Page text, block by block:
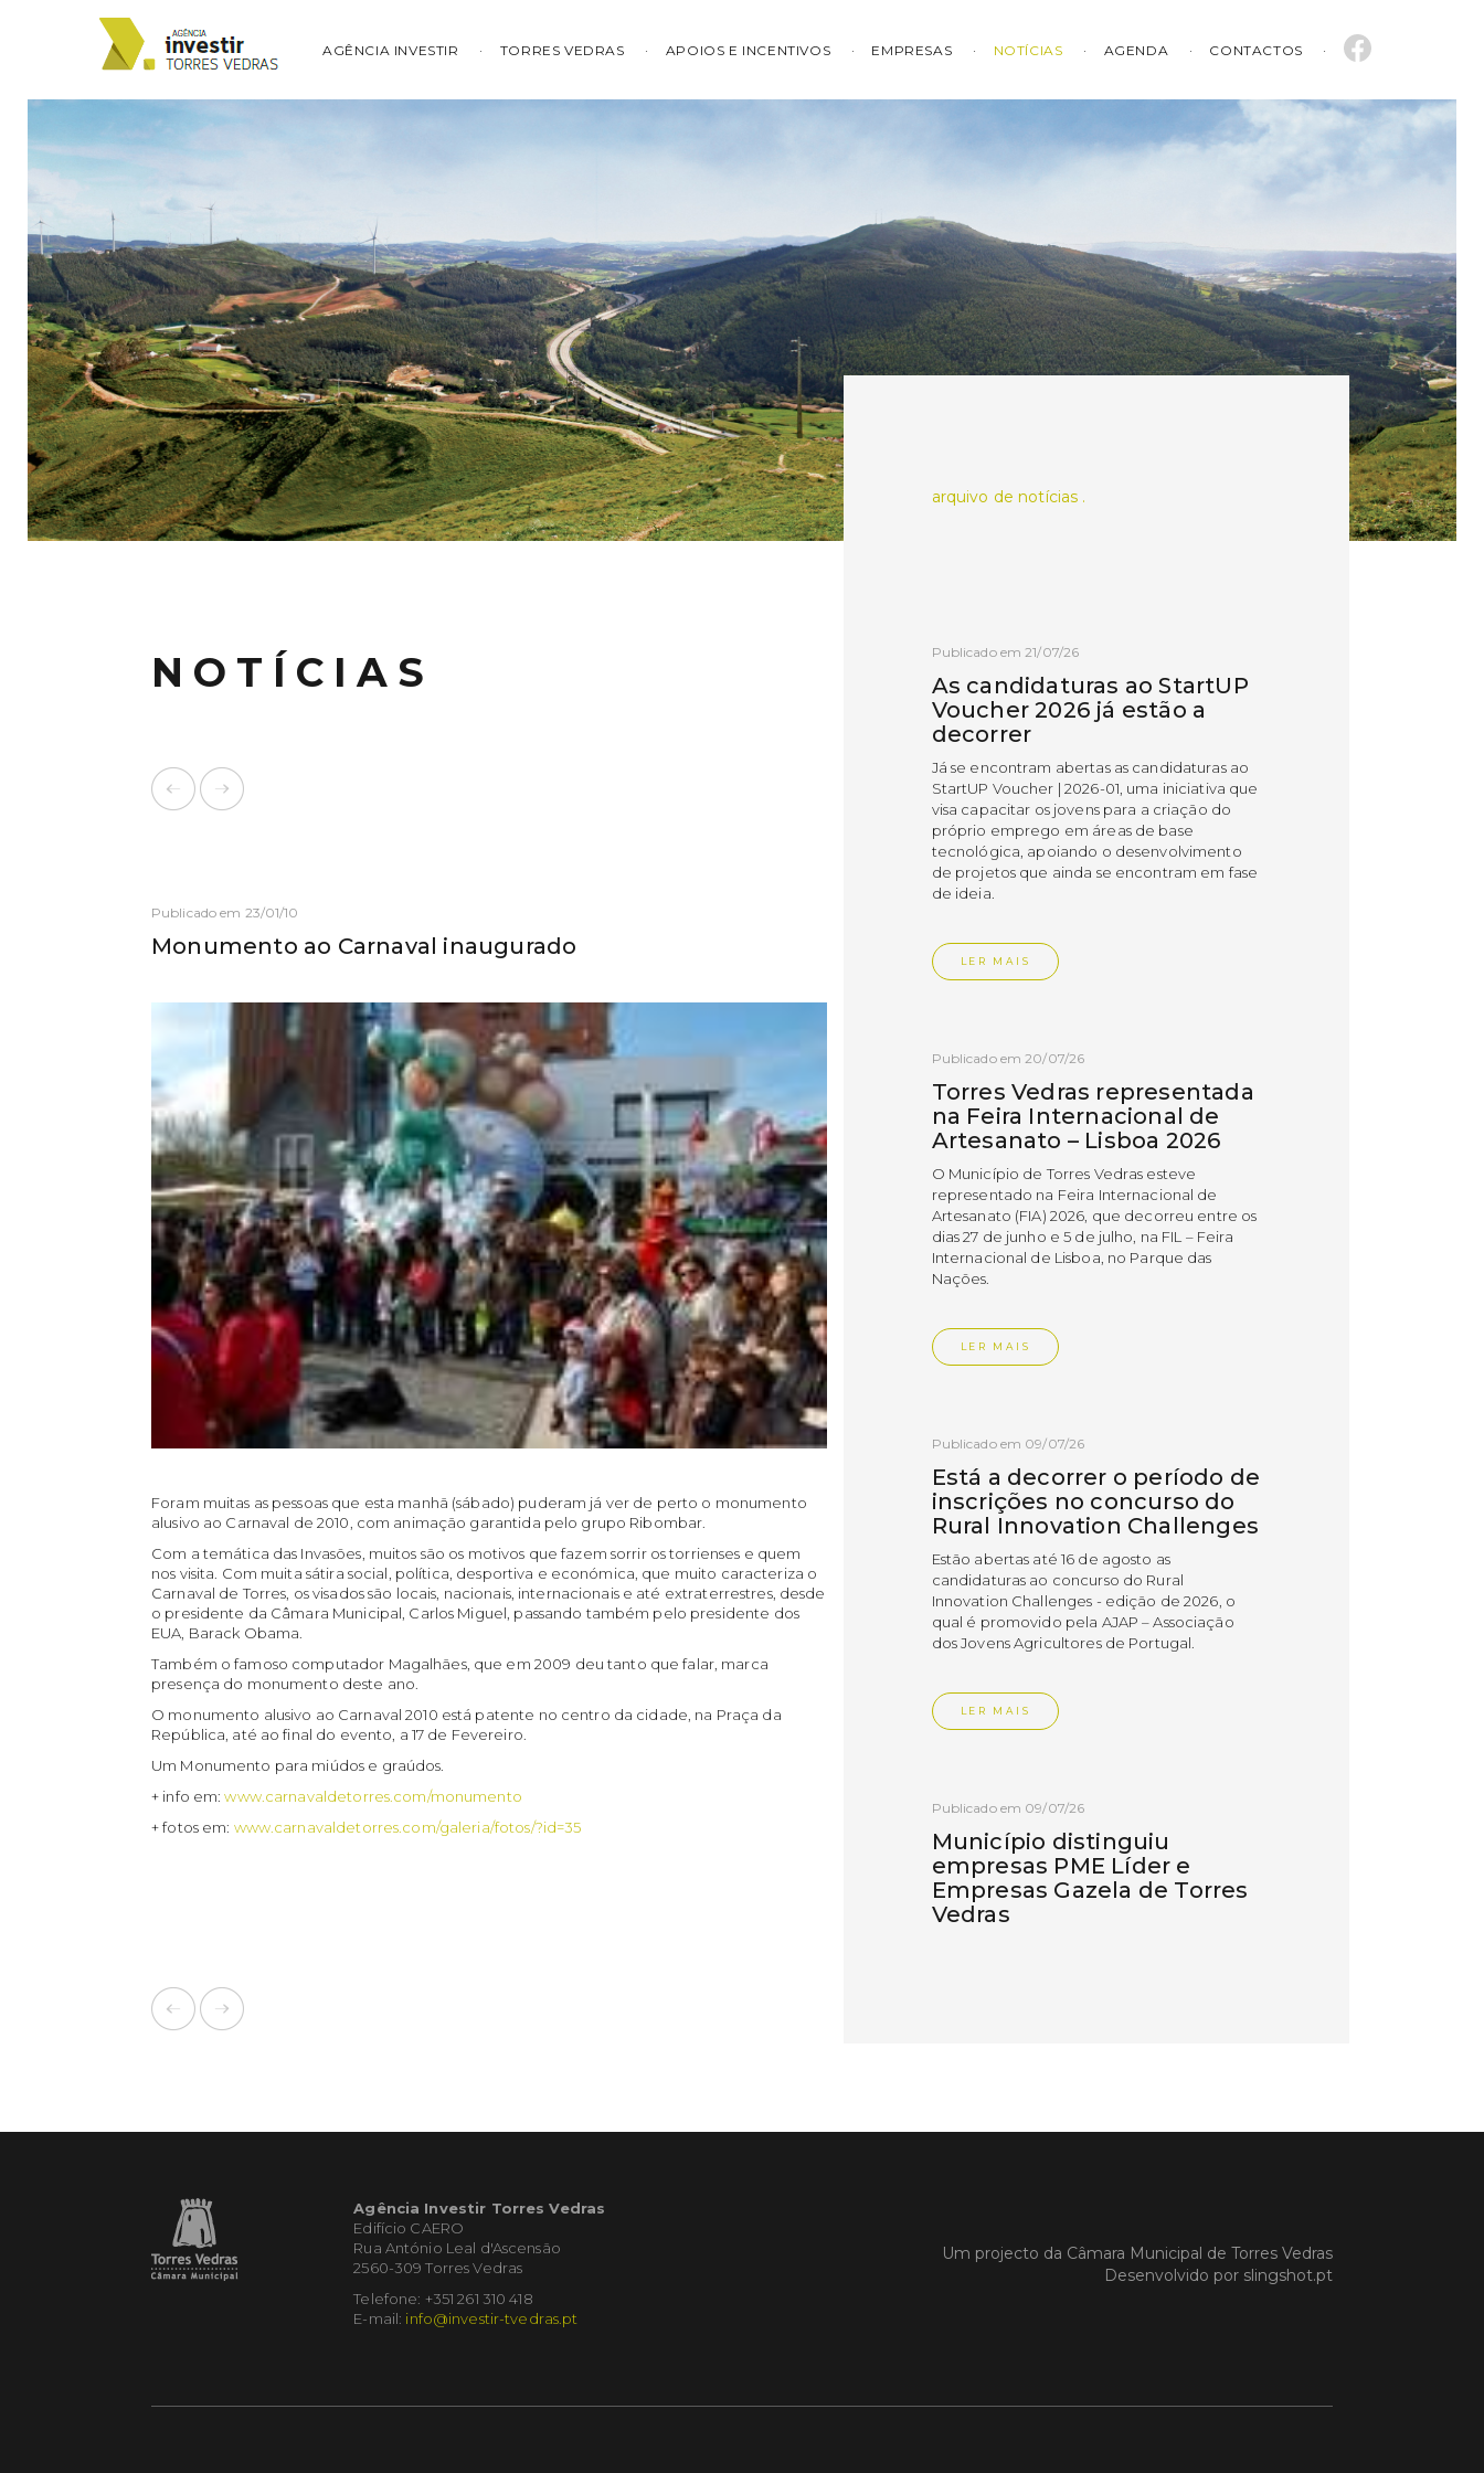
AGÊNCIA INVESTIR TORRES VEDRAS APOIOS E INCENTIVOS EMPRESAS NOTÍCIAS AGENDA CONTACTOS
NOTÍCIAS
Publicado em 23/01/10
Monumento ao Carnaval inaugurado
Foram muitas as pessoas que esta manhã (sábado) puderam já ver de perto o monumento
alusivo ao Carnaval de 2010, com animação garantida pelo grupo Ribombar.
Com a temática das Invasões, muitos são os motivos que fazem sorrir os torrienses e quem
nos visita. Com muita sátira social, política, desportiva e económica, que muito caracteriza o
Carnaval de Torres, os visados são locais, nacionais, internacionais e até extraterrestres, desde
o presidente da Câmara Municipal, Carlos Miguel, passando também pelo presidente dos
EUA, Barack Obama.
Também o famoso computador Magalhães, que em 2009 deu tanto que falar, marca
presença do monumento deste ano.
O monumento alusivo ao Carnaval 2010 está patente no centro da cidade, na Praça da
República, até ao final do evento, a 17 de Fevereiro.
Um Monumento para miúdos e graúdos.
+ info em:www.carnavaldetorres.com/monumento
+ fotos em: www.carnavaldetorres.com/galeria/fotos/?id=35
arquivo de notícias .
Publicado em 21/07/26
As candidaturas ao StartUP
Voucher 2026 já estão a
decorrer
Já se encontram abertas as candidaturas ao
StartUP Voucher | 2026-01, uma iniciativa que
visa capacitar os jovens para a criação do
próprio emprego em áreas de base
tecnológica, apoiando o desenvolvimento
de projetos que ainda se encontram em fase
de ideia.
LER MAIS
Publicado em 20/07/26
Torres Vedras representada
na Feira Internacional de
Artesanato – Lisboa 2026
O Município de Torres Vedras esteve
representado na Feira Internacional de
Artesanato (FIA) 2026, que decorreu entre os
dias 27 de junho e 5 de julho, na FIL – Feira
Internacional de Lisboa, no Parque das
Nações.
LER MAIS
Publicado em 09/07/26
Está a decorrer o período de
inscrições no concurso do
Rural Innovation Challenges
Estão abertas até 16 de agosto as
candidaturas ao concurso do Rural
Innovation Challenges - edição de 2026, o
qual é promovido pela AJAP – Associação
dos Jovens Agricultores de Portugal.
LER MAIS
Publicado em 09/07/26
Município distinguiu
empresas PME Líder e
Empresas Gazela de Torres
Vedras
Município estabeleceu
Agência Investir Torres Vedras
Edifício CAERO
Rua António Leal d'Ascensão
2560-309 Torres Vedras
Telefone: +351 261 310 418
E-mail: info@investir-tvedras.pt
Um projecto da Câmara Municipal de Torres Vedras
Desenvolvido por slingshot.pt